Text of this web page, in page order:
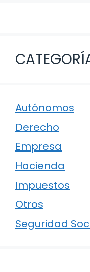
Autónomos
Derecho
Empresa
Hacienda
Impuestos
Otros
Seguridad